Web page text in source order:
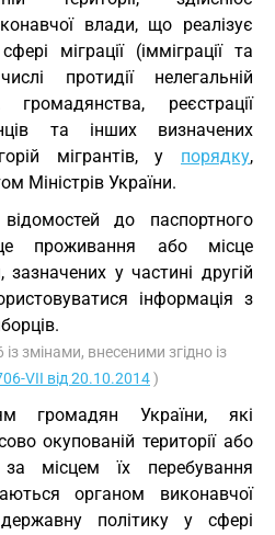
влади, що реалізує
міграції (імміграції та
протидії нелегальній
громадянства, реєстрації
та інших визначених
мігрантів, у порядку,
Міністрів України.
до паспортного
проживання або місце
у частині другій
інформація з
змінами, внесеними згідно із
VII від 20.10.2014)
громадян України, які
окупованій території або
місцем їх перебування
органом виконавчої
політику у сфері